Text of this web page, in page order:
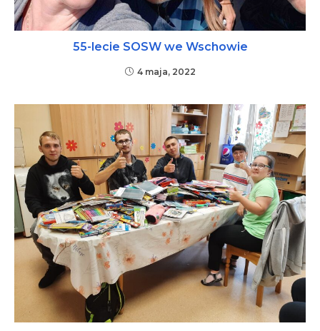
55-lecie SOSW we Wschowie
4 maja, 2022